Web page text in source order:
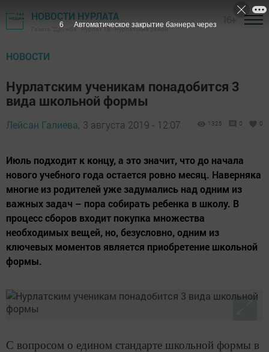
НОВОСТИ НУРЛАТА
Газета "Дружба", Нурлат ТВ - Нурлатский район
НОВОСТИ
Нурлатским ученикам понадобится 3
вида школьной формы
Лейсан Галиева, 3 августа 2019 - 12:07 1325 0 0
Июль подходит к концу, а это значит, что до начала
нового учебного года остается ровно месяц. Наверняка
многие из родителей уже задумались над одним из
важных задач – пора собирать ребенка в школу. В
процесс сборов входит покупка множества
необходимых вещей, но, безусловно, одним из
ключевых моментов является приобретение школьной
формы.
С вопросом о едином стандарте школьной формы в
5 Автоматическое закрытие баннера через